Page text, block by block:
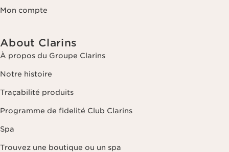
Mon compte
About Clarins
À propos du Groupe Clarins
Notre histoire
Traçabilité produits
Programme de fidelité Club Clarins
Spa
Trouvez une boutique ou un spa